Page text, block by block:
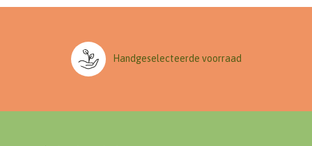
Handgeselecteerde voorraad